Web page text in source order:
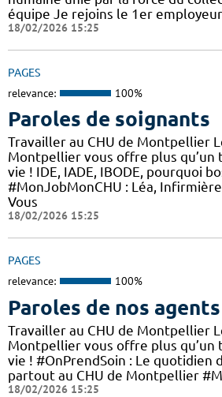
équipe Je rejoins le 1er employeur
18/02/2026 15:25
PAGES
relevance: 100%
Paroles de soignants
Travailler au CHU de Montpellier
Montpellier vous offre plus qu’un
vie ! IDE, IADE, IBODE, pourquoi
#MonJobMonCHU : Léa,
Vous
18/02/2026 15:25
PAGES
relevance: 100%
Paroles de nos agents
Travailler au CHU de Montpellier
Montpellier vous offre plus qu’un
vie ! #OnPrendSoin : Le quotidien
partout au CHU de Montpellier
18/02/2026 15:25